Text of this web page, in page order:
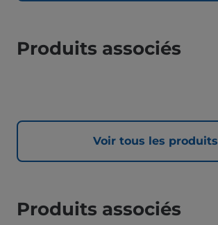
Produits associés
Voir tous les produits
Produits associés